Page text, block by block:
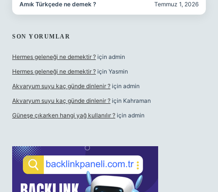
Amık Türkçede ne demek ? Temmuz 1, 2026
SON YORUMLAR
Hermes geleneği ne demektir ? için admin
Hermes geleneği ne demektir ? için Yasmin
Akvaryum suyu kaç günde dinlenir ? için admin
Akvaryum suyu kaç günde dinlenir ? için Kahraman
Güneşe çıkarken hangi yağ kullanılır ? için admin